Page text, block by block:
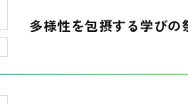
多様性を包摂する学び